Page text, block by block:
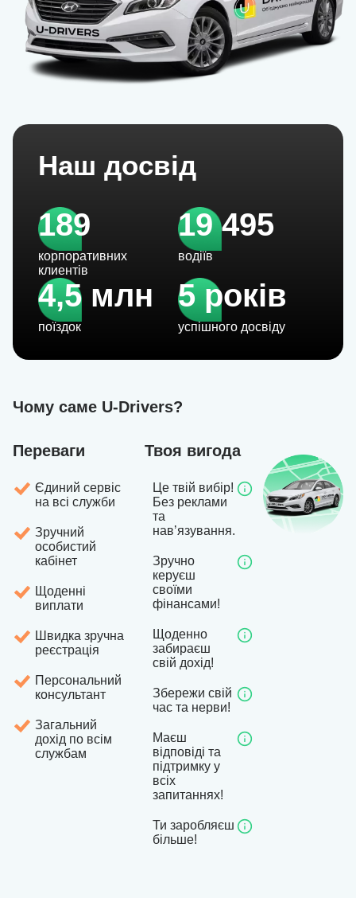
Наш досвід
189
корпоративних
клиентів
19 495
водіїв
4,5 млн
поїздок
5 років
успішного досвіду
Чому саме U-Drivers?
Переваги
Єдиний сервіс
на всі служби
Зручний
особистий
кабінет
Щоденні
виплати
Швидка зручна
реєстрація
Персональний
консультант
Загальний
дохід по всім
службам
Твоя вигода
Це твій вибір!
Без реклами
та
навʼязування.
Зручно
керуєш
своїми
фінансами!
Щоденно
забираєш
свій дохід!
Збережи свій
час та нерви!
Маєш
відповіді та
підтримку у
всіх
запитаннях!
Ти заробляєш
більше!